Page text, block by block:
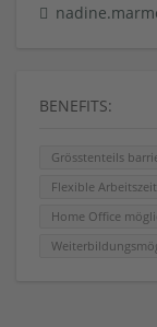
BENEFITS:
Grösstenteils
Flexible
Home Office